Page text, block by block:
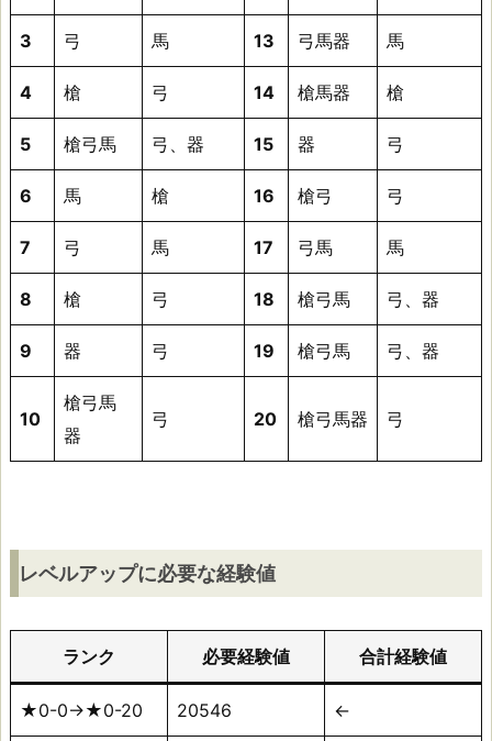
人
メ
モ
1
3
砦
雑
賀
衆
3 弓 馬 13 弓馬器 馬
4 槍 弓 14 槍馬器 槍
5 槍弓馬 弓、器 15 器 弓
6 馬 槍 16 槍弓 弓
7 弓 馬 17 弓馬 馬
8 槍 弓 18 槍弓馬 弓、器
9 器 弓 19 槍弓馬 弓、器
10
槍弓馬
器
弓 20 槍弓馬器 弓
レベルアップに必要な経験値
ランク 必要経験値 合計経験値
★0-0→★0-20 20546 ←